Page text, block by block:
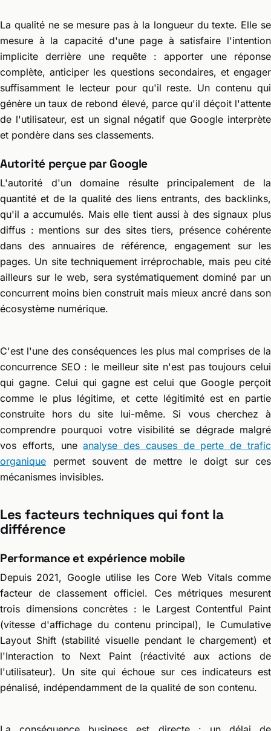
La qualité ne se mesure pas à la longueur du texte. Elle se
mesure à la capacité d'une page à satisfaire l'intention
implicite derrière une requête : apporter une réponse
complète, anticiper les questions secondaires, et engager
suffisamment le lecteur pour qu'il reste. Un contenu qui
génère un taux de rebond élevé, parce qu'il déçoit l'attente
de l'utilisateur, est un signal négatif que Google interprète
et pondère dans ses classements.
Autorité perçue par Google
L'autorité d'un domaine résulte principalement de la
quantité et de la qualité des liens entrants, des backlinks,
qu'il a accumulés. Mais elle tient aussi à des signaux plus
diffus : mentions sur des sites tiers, présence cohérente
dans des annuaires de référence, engagement sur les
pages. Un site techniquement irréprochable, mais peu cité
ailleurs sur le web, sera systématiquement dominé par un
concurrent moins bien construit mais mieux ancré dans son
écosystème numérique.
C'est l'une des conséquences les plus mal comprises de la
concurrence SEO : le meilleur site n'est pas toujours celui
qui gagne. Celui qui gagne est celui que Google perçoit
comme le plus légitime, et cette légitimité est en partie
construite hors du site lui-même. Si vous cherchez à
comprendre pourquoi votre visibilité se dégrade malgré
vos efforts, uneanalyse des causes de perte de trafic
organique permet souvent de mettre le doigt sur ces
mécanismes invisibles.
Les facteurs techniques qui font la
différence
Performance et expérience mobile
Depuis 2021, Google utilise les Core Web Vitals comme
facteur de classement officiel. Ces métriques mesurent
trois dimensions concrètes : le Largest Contentful Paint
(vitesse d'affichage du contenu principal), le Cumulative
Layout Shift (stabilité visuelle pendant le chargement) et
l'Interaction to Next Paint (réactivité aux actions de
l'utilisateur). Un site qui échoue sur ces indicateurs est
pénalisé, indépendamment de la qualité de son contenu.